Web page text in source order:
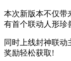
本次新版本不仅带
有首个联动人形珍
同时上线封神联动
奖励轻松获取!